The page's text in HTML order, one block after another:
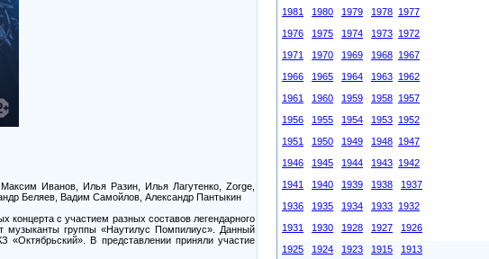
Иванов, Илья Разин, Илья Лагутенко, Zorge,
Беляев, Вадим Самойлов, Александр Пантыкин
с участием разных составов легендарного
музыканты группы «Наутилус Помпилиус». Данный
«Октябрьский». В представлении приняли участие
1981
1980 1979 1978 1977
1976
1975 1974 1973 1972
1971
1970 1969 1968 1967
1966
1965 1964 1963 1962
1961
1960 1959 1958 1957
1956
1955 1954 1953 1952
1951
1950 1949 1948 1947
1946
1945 1944 1943 1942
1941
1940 1939 1938
1937
1936
1935 1934 1933 1932
1931
1930 1928 1927
1926
1925
1924 1923 1915
1913